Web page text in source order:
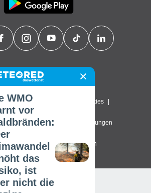
Über uns
Nutzungsbedingungen Cookies
Datenschutz-Einstellungen
Meteored. Alle Rechte vorbehalten
WMO
vor
das
ist
nicht die